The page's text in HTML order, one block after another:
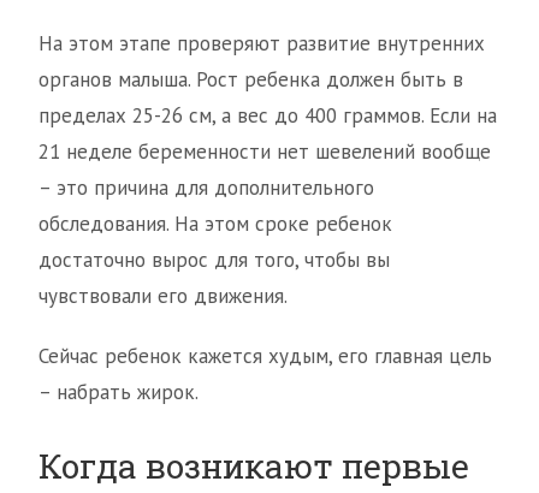
На этом этапе проверяют развитие внутренних
органов малыша. Рост ребенка должен быть в
пределах 25-26 см, а вес до 400 граммов. Если на
21 неделе беременности нет шевелений вообще
– это причина для дополнительного
обследования. На этом сроке ребенок
достаточно вырос для того, чтобы вы
чувствовали его движения.
Сейчас ребенок кажется худым, его главная цель
– набрать жирок.
Когда возникают первые